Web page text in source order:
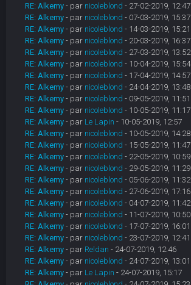
RE: Alkemy - par nicoleblond - 27-02-2019, 12:47
RE: Alkemy - par nicoleblond - 07-03-2019, 15:37
RE: Alkemy - par nicoleblond - 14-03-2019, 15:21
RE: Alkemy - par nicoleblond - 20-03-2019, 16:37
RE: Alkemy - par nicoleblond - 27-03-2019, 13:52
RE: Alkemy - par nicoleblond - 10-04-2019, 15:54
RE: Alkemy - par nicoleblond - 17-04-2019, 14:57
RE: Alkemy - par nicoleblond - 24-04-2019, 13:48
RE: Alkemy - par nicoleblond - 09-05-2019, 11:51
RE: Alkemy - par nicoleblond - 10-05-2019, 11:17
RE: Alkemy - par Le Lapin - 10-05-2019, 12:57
RE: Alkemy - par nicoleblond - 10-05-2019, 14:28
RE: Alkemy - par nicoleblond - 15-05-2019, 11:47
RE: Alkemy - par nicoleblond - 22-05-2019, 10:59
RE: Alkemy - par nicoleblond - 29-05-2019, 11:29
RE: Alkemy - par nicoleblond - 05-06-2019, 11:32
RE: Alkemy - par nicoleblond - 27-06-2019, 17:16
RE: Alkemy - par nicoleblond - 04-07-2019, 11:42
RE: Alkemy - par nicoleblond - 11-07-2019, 10:50
RE: Alkemy - par nicoleblond - 17-07-2019, 16:01
RE: Alkemy - par nicoleblond - 23-07-2019, 12:41
RE: Alkemy - par Reldan - 24-07-2019, 12:46
RE: Alkemy - par nicoleblond - 24-07-2019, 13:01
RE: Alkemy - par Le Lapin - 24-07-2019, 15:17